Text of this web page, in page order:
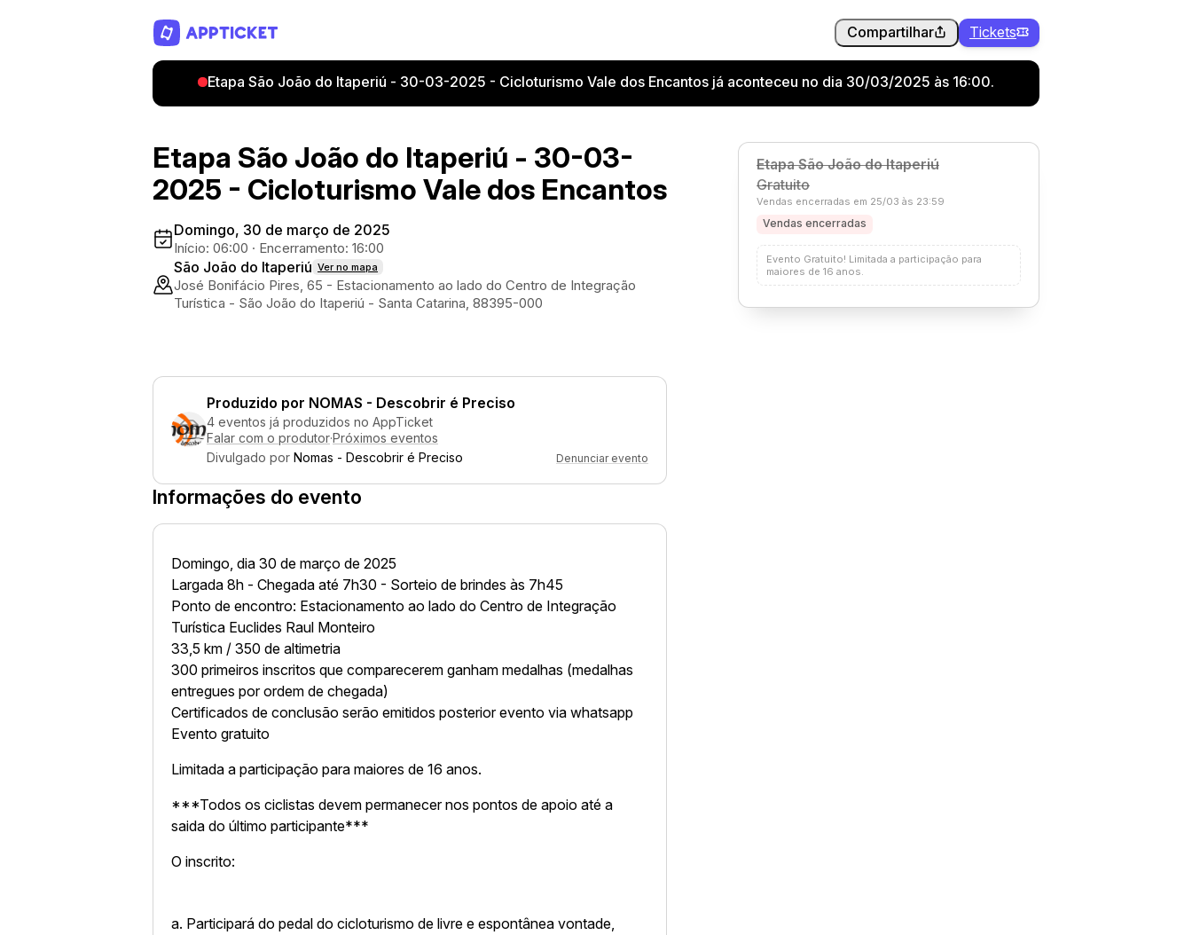
Compartilhar Tickets
Etapa São João do Itaperiú - 30-03-2025 - Cicloturismo Vale dos Encantos já aconteceu no dia 30/03/2025 às 16:00.
Etapa São João do Itaperiú - 30-03-
2025 - Cicloturismo Vale dos Encantos
Domingo, 30 de março de 2025
Início: 06:00 · Encerramento: 16:00
São João do Itaperiú Ver no mapa
José Bonifácio Pires, 65 - Estacionamento ao lado do Centro de Integração
Turística - São João do Itaperiú - Santa Catarina, 88395-000
Produzido por NOMAS - Descobrir é Preciso
4 eventos já produzidos no AppTicket
Falar com o produtor·Próximos eventos
Divulgado por Nomas - Descobrir é Preciso Denunciar evento
Informações do evento
Domingo, dia 30 de março de 2025
Largada 8h - Chegada até 7h30 - Sorteio de brindes às 7h45
Ponto de encontro: Estacionamento ao lado do Centro de Integração
Turística Euclides Raul Monteiro
33,5 km / 350 de altimetria
300 primeiros inscritos que comparecerem ganham medalhas (medalhas
entregues por ordem de chegada)
Certificados de conclusão serão emitidos posterior evento via whatsapp
Evento gratuito
Limitada a participação para maiores de 16 anos.
***Todos os ciclistas devem permanecer nos pontos de apoio até a
saida do último participante***
O inscrito:
a. Participará do pedal do cicloturismo de livre e espontânea vontade,
Etapa São João do Itaperiú
Gratuito
Vendas encerradas em 25/03 às 23:59
Vendas encerradas
Evento Gratuito! Limitada a participação para
maiores de 16 anos.